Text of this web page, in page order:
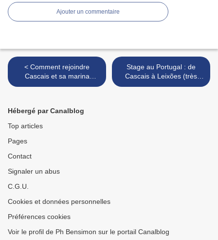
Ajouter un commentaire
< Comment rejoindre
Cascais et sa marina
depuis l'aéroport de
stage
Stage au Portugal : de
Cascais à Leixões (très
proche de Portoix >
Hébergé par Canalblog
Top articles
Pages
Contact
Signaler un abus
C.G.U.
Cookies et données personnelles
Préférences cookies
Voir le profil de Ph Bensimon sur le portail Canalblog